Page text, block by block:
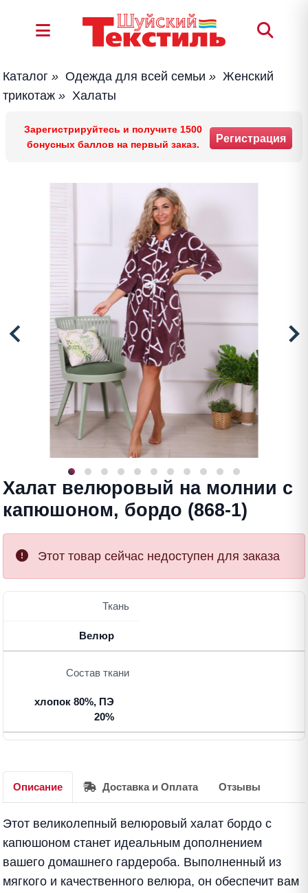
Каталог » Одежда для всей семьи » Женский
трикотаж » Халаты
Зарегистрируйтесь и получите 1500
бонусных баллов на первый заказ.
Регистрация
Халат велюровый на молнии с
капюшоном, бордо (868-1)
Этот товар сейчас недоступен для заказа
Ткань
Велюр
Состав ткани
хлопок 80%, ПЭ
20%
Описание Доставка и Оплата Отзывы
Этот великолепный велюровый халат бордо с
капюшоном станет идеальным дополнением
вашего домашнего гардероба. Выполненный из
мягкого и качественного велюра, он обеспечит вам